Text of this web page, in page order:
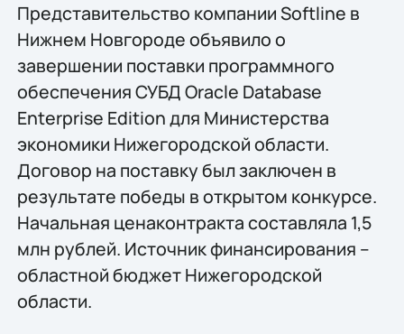
Представительство компании Softline в
Нижнем Новгороде объявило о
завершении поставки программного
обеспечения СУБД Oracle Database
Enterprise Edition для Министерства
экономики Нижегородской области.
Договор на поставку был заключен в
результате победы в открытом конкурсе.
Начальная ценаконтракта составляла 1,5
млн рублей. Источник финансирования –
областной бюджет Нижегородской
области.